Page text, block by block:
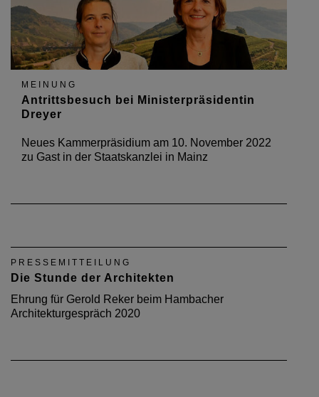
MEINUNG
Antrittsbesuch bei Ministerpräsidentin
Dreyer
Neues Kammerpräsidium am 10. November 2022
zu Gast in der Staatskanzlei in Mainz
PRESSEMITTEILUNG
Die Stunde der Architekten
Ehrung für Gerold Reker beim Hambacher
Architekturgespräch 2020